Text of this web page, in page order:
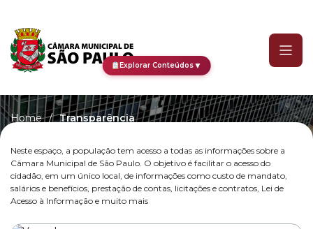
Explorar Conteúdos▼
Home / Transparência
Transparência
Essa é a área de transparência do Portal da
Câmara Municipal de São Paulo
Neste espaço, a população tem acesso a todas as informações sobre a
Câmara Municipal de São Paulo. O objetivo é facilitar o acesso do
cidadão, em um único local, de informações como custo de mandato,
salários e benefícios, prestação de contas, licitações e contratos, Lei de
Acesso à Informação e muito mais